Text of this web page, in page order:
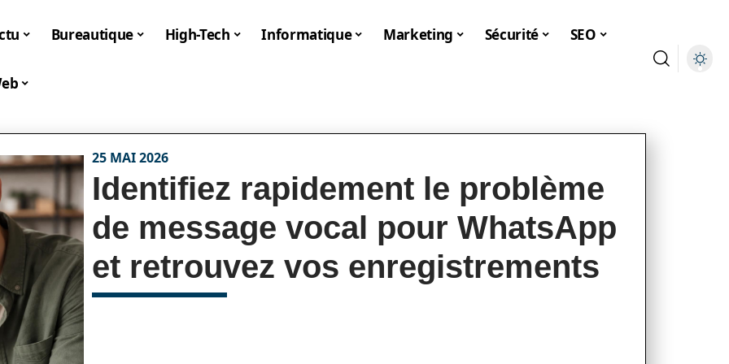
Bureautique High-Tech Informatique Marketing Sécurité SEO
25 MAI 2026
Identifiez rapidement le problème
de message vocal pour WhatsApp
et retrouvez vos enregistrements